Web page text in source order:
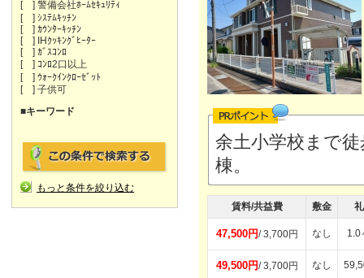
[ ] 警備会社ﾎｰﾑｾｷｭﾘﾃｨ
[ ] ｼｽﾃﾑｷｯﾁﾝ
[ ] ｶｳﾝﾀｰｷｯﾁﾝ
[ ] IHｸｯｷﾝｸﾞﾋｰﾀｰ
[ ] ｶﾞｽｺﾝﾛ
[ ] ｺﾝﾛ2口以上
[ ] ｳｫｰｸｲﾝｸﾛｰｾﾞｯﾄ
[ ] 子供可
■キーワード
もっと条件を絞り込む
余土小学校まで
棟。
賃料/共益費 敷金
47,500円/ 3,700円 なし 1.0
49,500円/ 3,700円 なし